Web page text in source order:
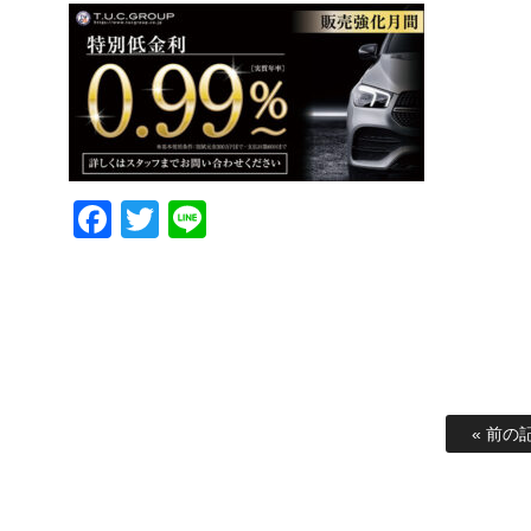
Facebook
Twitter
« 前の